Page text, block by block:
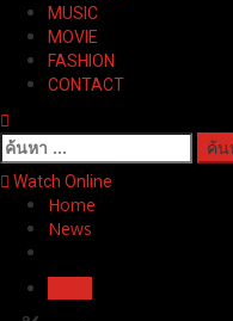
MUSIC
MOVIE
FASHION
CONTACT
ค้นหา
สำหรับ:
Watch Online
Home
News